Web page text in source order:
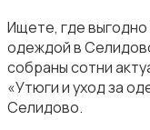
Приготовление
Ищете, где выгодно
одеждой в
собраны сотни
«Утюги и уход за
Селидово.